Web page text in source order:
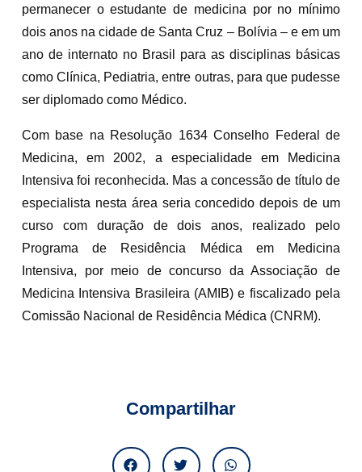
permanecer o estudante de medicina por no mínimo
dois anos na cidade de Santa Cruz – Bolívia – e em um
ano de internato no Brasil para as disciplinas básicas
como Clínica, Pediatria, entre outras, para que pudesse
ser diplomado como Médico.
Com base na Resolução 1634 Conselho Federal de
Medicina, em 2002, a especialidade em Medicina
Intensiva foi reconhecida. Mas a concessão de título de
especialista nesta área seria concedido depois de um
curso com duração de dois anos, realizado pelo
Programa de Residência Médica em Medicina
Intensiva, por meio de concurso da Associação de
Medicina Intensiva Brasileira (AMIB) e fiscalizado pela
Comissão Nacional de Residência Médica (CNRM).
Compartilhar